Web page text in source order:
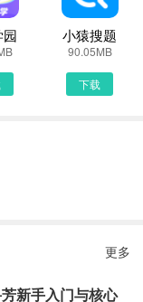
较知名的网站下载更
们可以看到网站头部
件名，至于文件保存
小猿搜题
90.05MB
下载
更多
新手入门与核心